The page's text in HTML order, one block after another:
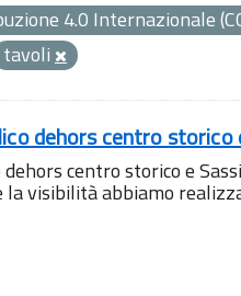
4.0 Internazionale
tavoli
dehors centro storico
dehors centro storico e
visibilità abbiamo